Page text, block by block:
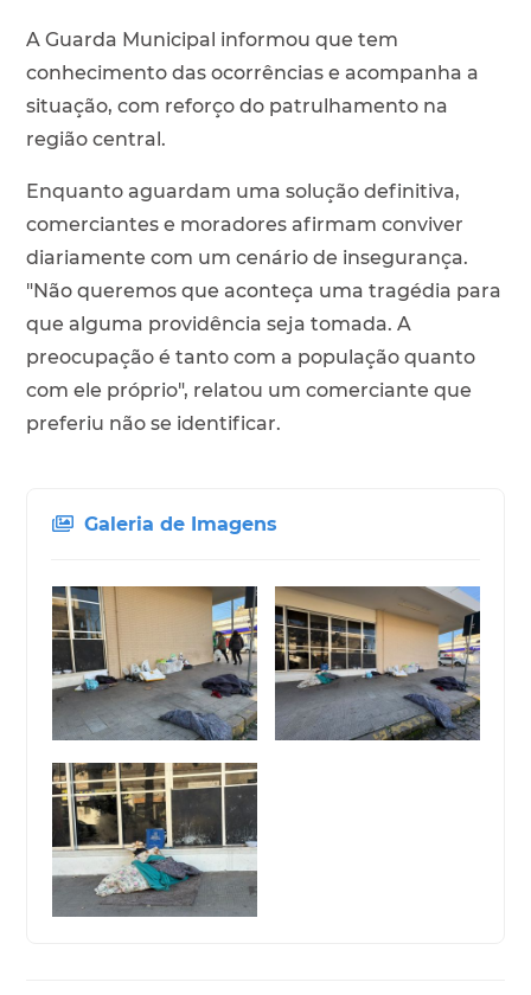
A Guarda Municipal informou que tem
conhecimento das ocorrências e acompanha a
situação, com reforço do patrulhamento na
região central.
Enquanto aguardam uma solução definitiva,
comerciantes e moradores afirmam conviver
diariamente com um cenário de insegurança.
"Não queremos que aconteça uma tragédia para
que alguma providência seja tomada. A
preocupação é tanto com a população quanto
com ele próprio", relatou um comerciante que
preferiu não se identificar.
Galeria de Imagens